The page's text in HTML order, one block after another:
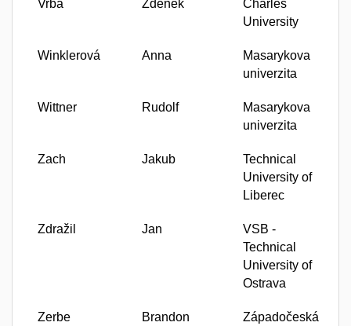
Vrba Zdeněk
Charles
University
Winklerová Anna
Masarykova
univerzita
Wittner Rudolf
Masarykova
univerzita
Zach Jakub
Technical
University of
Liberec
Zdražil Jan
VSB -
Technical
University of
Ostrava
Zerbe
Brandon
Západočeská